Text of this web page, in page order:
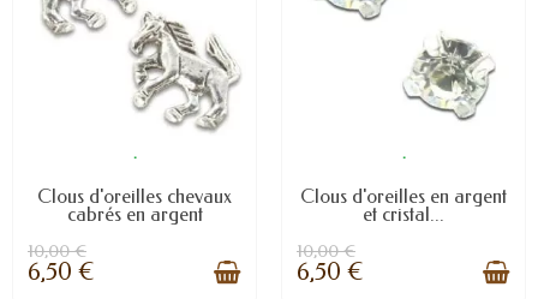
.
Clous d'oreilles chevaux
cabrés en argent
10,00 €
6,50 €
.
Clous d'oreilles en argent
et cristal...
10,00 €
6,50 €